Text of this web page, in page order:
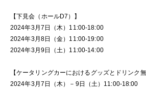
【下見会（ホールD7）】
2024年3月7日（木）11:00-18:00
2024年3月8日（金）11:00-19:00
2024年3月9日（土）11:00-14:00
【ケータリングカーにおけるグッズとドリンク
2024年3月7日（木）－9日（土）11:00-18:00